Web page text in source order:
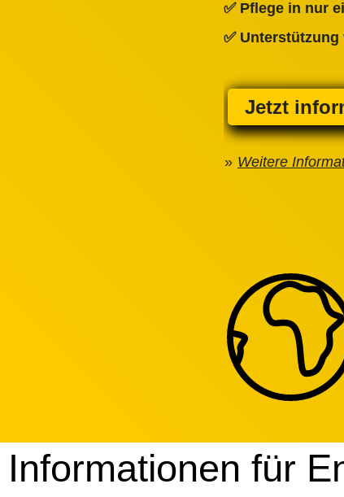
✅ Pflege in nur
✅ Unterstützung
Jetzt
Weitere
Informationen für